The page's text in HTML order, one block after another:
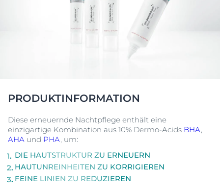
PRODUKTINFORMATION
Diese erneuernde Nachtpflege enthält eine
einzigartige Kombination aus 10% Dermo-Acids BHA
AHA und PHA , um:
DIE HAUTSTRUKTUR ZU ERNEUERN
HAUTUNREINHEITEN ZU KORRIGIEREN
FEINE LINIEN ZU REDUZIEREN